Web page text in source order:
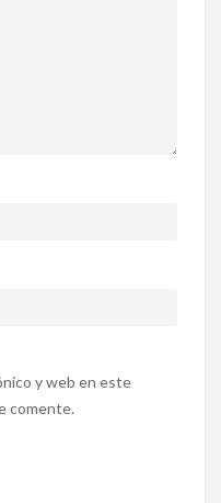
y web en este
comente.